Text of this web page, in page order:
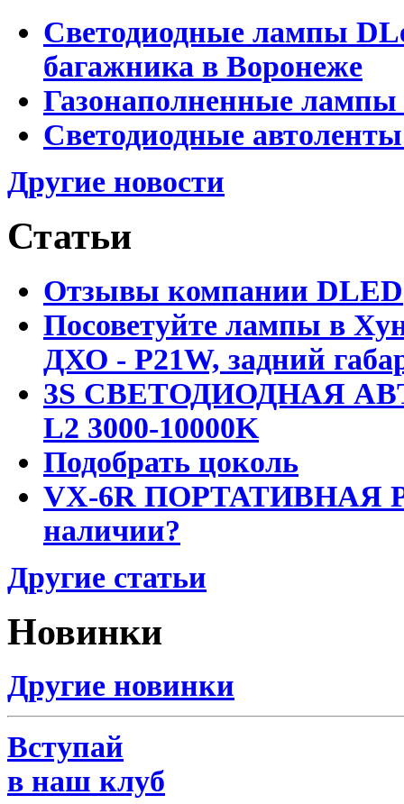
Светодиодные лампы
багажника в Воронеже
Газонаполненные
Светодиодные
Другие новости
Статьи
Отзывы компании DLED
Посоветуйте лампы в
ДХО - P21W, задний
3S СВЕТОДИОДНАЯ
L2 3000-10000K
Подобрать цоколь
VX-6R ПОРТАТИВНАЯ
наличии?
Другие статьи
Новинки
Другие новинки
Вступай
в наш клуб